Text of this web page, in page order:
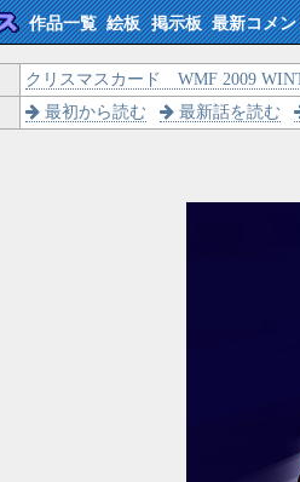
作品一覧 絵板 掲示板 最新コメン
クリスマスカード WMF 2009
最初から読む 最新話を読む